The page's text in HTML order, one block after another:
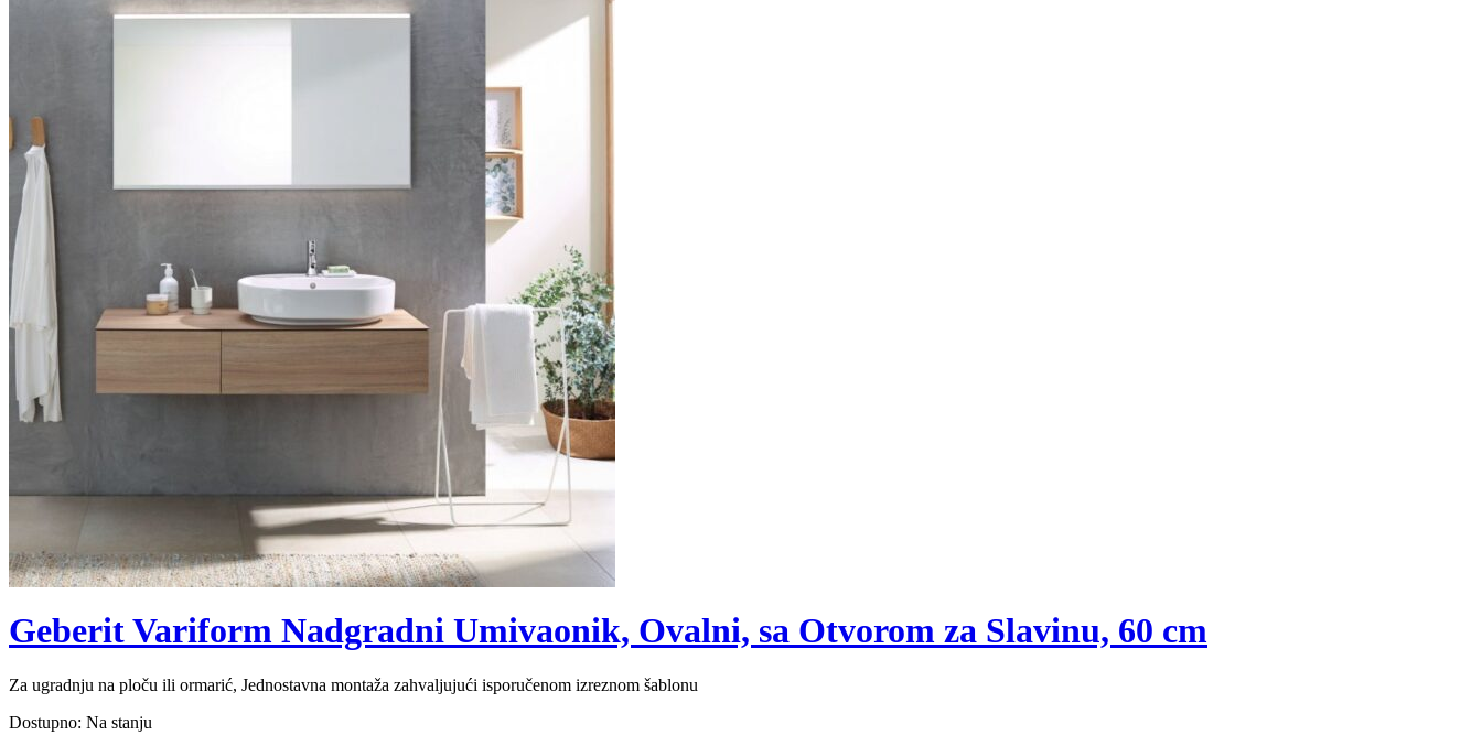
Geberit Variform Nadgradni Umivaonik, Ovalni, sa Otvorom za Slavinu, 60 cm
Za ugradnju na ploču ili ormarić, Jednostavna montaža zahvaljujući isporučenom izreznom šablonu
Dostupno: Na stanju